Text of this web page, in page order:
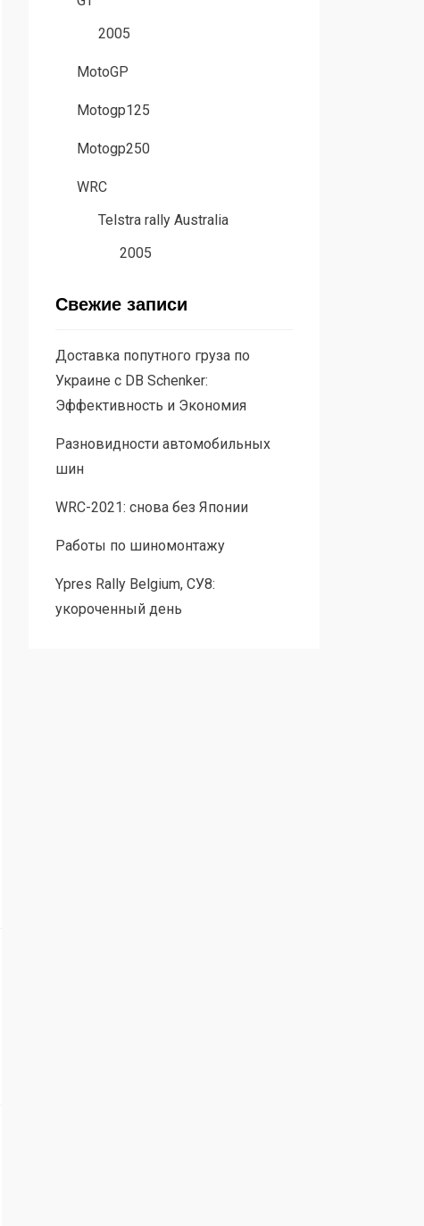
2005
MotoGP
Motogp125
Motogp250
WRC
Telstra rally Australia
2005
Свежие записи
Доставка попутного груза по
Украине с DB Schenker:
Эффективность и Экономия
Разновидности автомобильных
шин
WRC-2021: снова без Японии
Работы по шиномонтажу
Ypres Rally Belgium, СУ8:
укороченный день